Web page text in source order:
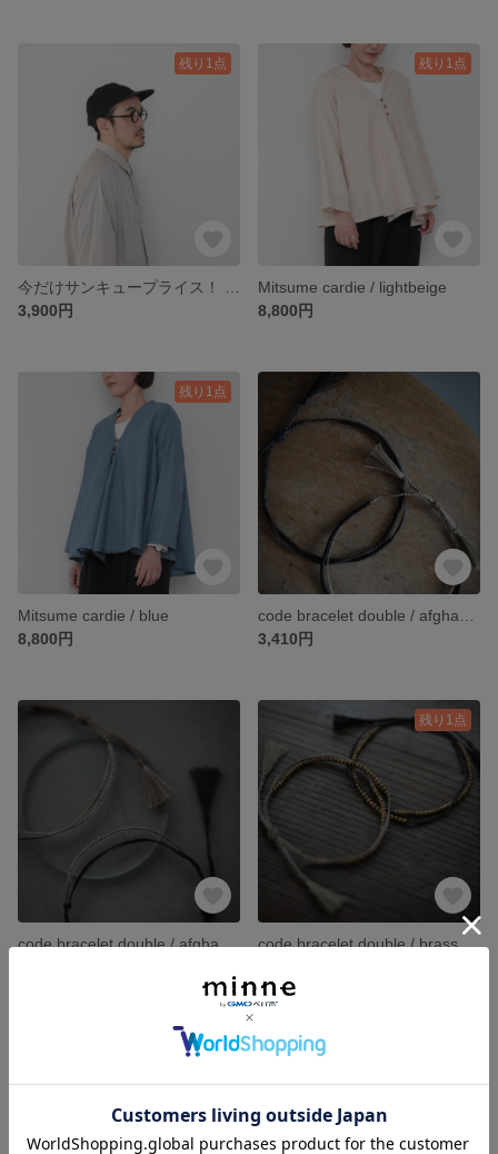
残り1点
3,900円
残り1点
Mitsume cardie / lightbeige
8,800円
残り1点
Mitsume cardie / blue
8,800円
3,410円
code bracelet double / afghan clear beads
残り1点
code bracelet double / brass beads